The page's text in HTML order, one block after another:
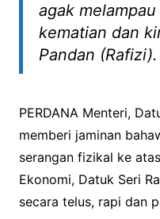
agak
kematian dan
Pandan (Rafizi).
PERDANA Menteri,
memberi jaminan
serangan fizikal ke
Ekonomi, Datuk Seri
secara telus, rapi dan